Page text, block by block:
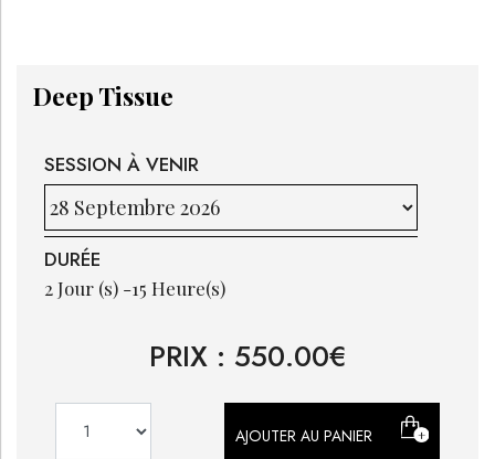
Deep Tissue
SESSION À VENIR
DURÉE
2Jour (s) -15 Heure(s)
PRIX : 550.00€
AJOUTER AU PANIER